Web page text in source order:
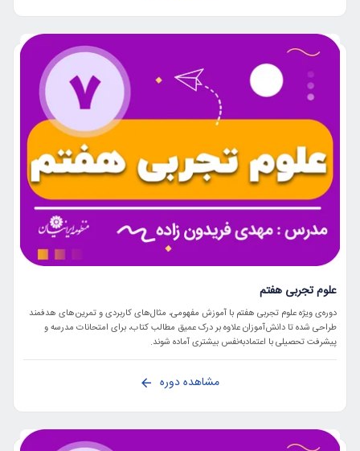
علوم تجربی هفتم
دوره‌ی ویژه علوم تجربی هفتم با آموزش مفهومی، مثال‌های کاربردی و تمرین‌های هدفمند
طراحی شده تا دانش‌آموزان علاوه بر درک عمیق مطالب کتاب، برای امتحانات مدرسه و
پیشرفت تحصیلی با اعتمادبه‌نفس بیشتری آماده شوند.
مشاهده دوره